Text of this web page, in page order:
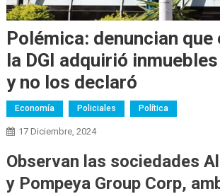
Polémica: denuncian que
la DGI adquirió
y no los declaró
Economía Policiales Política
17 Diciembre, 2024
Observan las sociedades
y Pompeya Group Corp,